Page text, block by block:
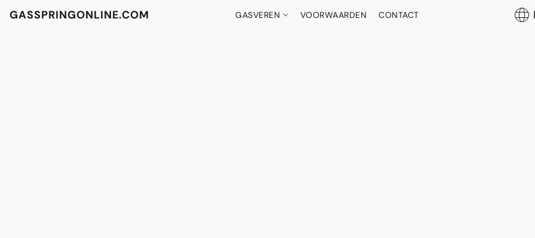
GASSPRINGONLINE.COM GASVEREN VOORWAARDEN CONTACT